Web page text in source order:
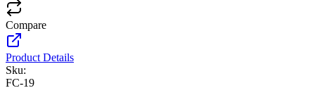
Compare
Product Details
Sku:
FC-19